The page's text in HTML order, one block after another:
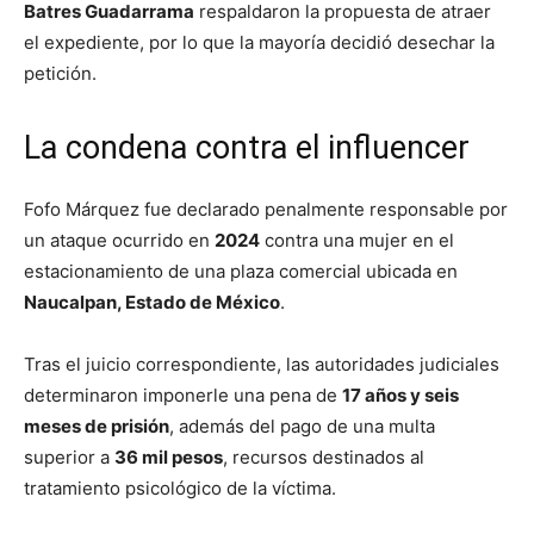
Batres Guadarrama respaldaron la propuesta de atraer
el expediente, por lo que la mayoría decidió desechar la
petición.
La condena contra el influencer
Fofo Márquez fue declarado penalmente responsable por
un ataque ocurrido en 2024 contra una mujer en el
estacionamiento de una plaza comercial ubicada en
Naucalpan, Estado de México.
Tras el juicio correspondiente, las autoridades judiciales
determinaron imponerle una pena de 17 años y seis
meses de prisión, además del pago de una multa
superior a 36 mil pesos, recursos destinados al
tratamiento psicológico de la víctima.